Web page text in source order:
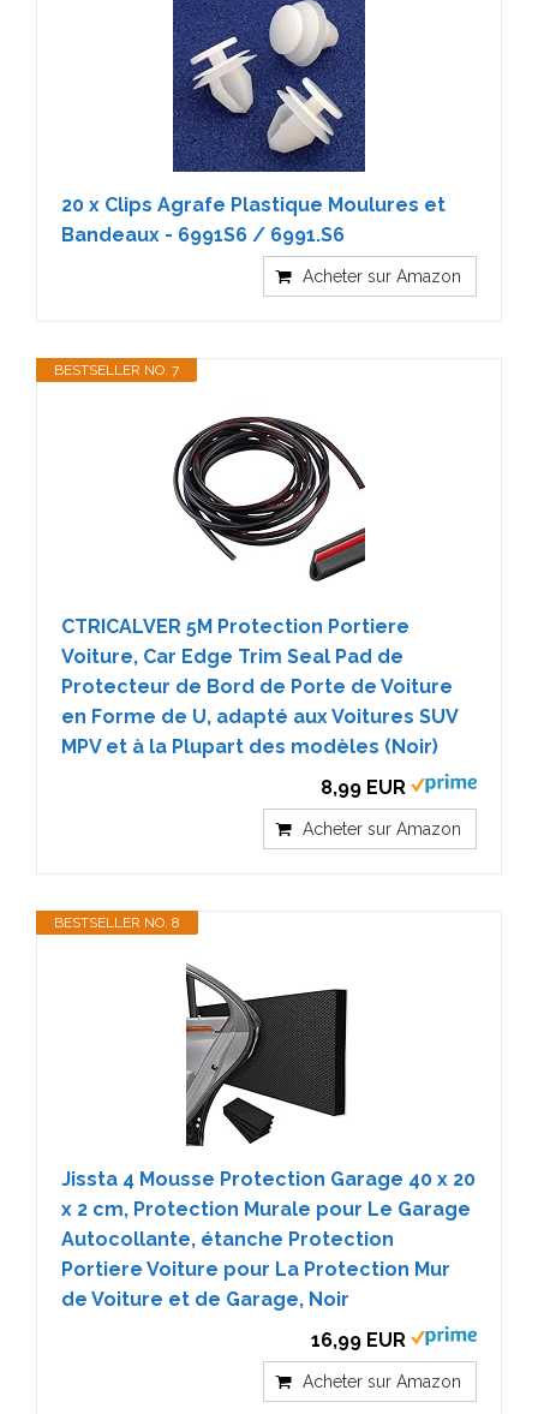
20 x Clips Agrafe Plastique Moulures et
Bandeaux - 6991S6 / 6991.S6
Acheter sur Amazon
BESTSELLER NO. 7
CTRICALVER 5M Protection Portiere
Voiture, Car Edge Trim Seal Pad de
Protecteur de Bord de Porte de Voiture
en Forme de U, adapté aux Voitures SUV
MPV et à la Plupart des modèles (Noir)
8,99 EUR
Acheter sur Amazon
BESTSELLER NO. 8
Jissta 4 Mousse Protection Garage 40 x 20
x 2 cm, Protection Murale pour Le Garage
Autocollante, étanche Protection
Portiere Voiture pour La Protection Mur
de Voiture et de Garage, Noir
16,99 EUR
Acheter sur Amazon